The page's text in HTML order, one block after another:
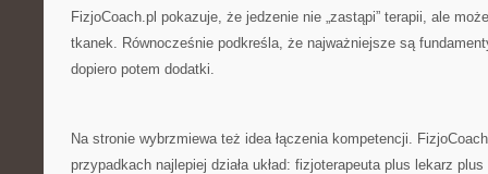
FizjoCoach.pl pokazuje, że jedzenie nie „zastąpi” terapii, ale
tkanek. Równocześnie podkreśla, że najważniejsze są
dopiero potem dodatki.
Na stronie wybrzmiewa też idea łączenia kompetencji.
przypadkach najlepiej działa układ: fizjoterapeuta plus lekarz